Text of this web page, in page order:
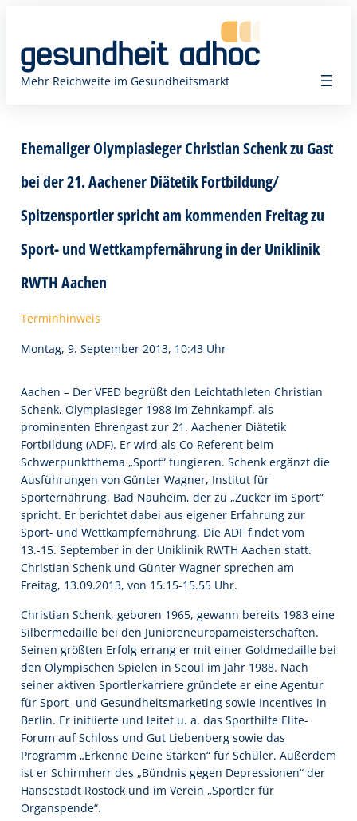
springen
Mehr Reichweite im Gesundheitsmarkt
Ehemaliger Olympiasieger Christian Schenk zu Gast
bei der 21. Aachener Diätetik Fortbildung/
Spitzensportler spricht am kommenden Freitag zu
Sport- und Wettkampfernährung in der Uniklinik
RWTH Aachen
Terminhinweis
Montag, 9. September 2013, 10:43 Uhr
Aachen – Der VFED begrüßt den Leichtathleten Christian
Schenk, Olympiasieger 1988 im Zehnkampf, als
prominenten Ehrengast zur 21. Aachener Diätetik
Fortbildung (ADF). Er wird als Co-Referent beim
Schwerpunktthema „Sport“ fungieren. Schenk ergänzt die
Ausführungen von Günter Wagner, Institut für
Sporternährung, Bad Nauheim, der zu „Zucker im Sport“
spricht. Er berichtet dabei aus eigener Erfahrung zur
Sport- und Wettkampfernährung. Die ADF findet vom
13.-15. September in der Uniklinik RWTH Aachen statt.
Christian Schenk und Günter Wagner sprechen am
Freitag, 13.09.2013, von 15.15-15.55 Uhr.
Christian Schenk, geboren 1965, gewann bereits 1983 eine
Silbermedaille bei den Junioreneuropameisterschaften.
Seinen größten Erfolg errang er mit einer Goldmedaille bei
den Olympischen Spielen in Seoul im Jahr 1988. Nach
seiner aktiven Sportlerkarriere gründete er eine Agentur
für Sport- und Gesundheitsmarketing sowie Incentives in
Berlin. Er initiierte und leitet u. a. das Sporthilfe Elite-
Forum auf Schloss und Gut Liebenberg sowie das
Programm „Erkenne Deine Stärken“ für Schüler. Außerdem
ist er Schirmherr des „Bündnis gegen Depressionen“ der
Hansestadt Rostock und im Verein „Sportler für
Organspende“.